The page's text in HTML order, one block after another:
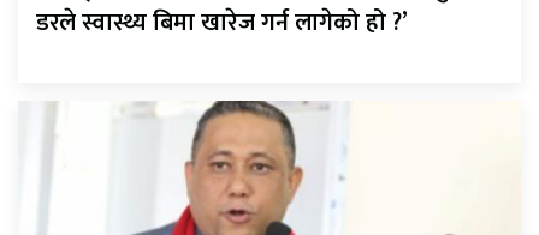
डरले स्वास्थ्य बिमा खारेज गर्न लागेको हो ?’